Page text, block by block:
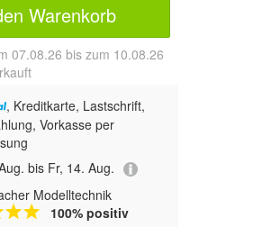
Warenkorb
07.08.26 bis zum 10.08.26
, Kreditkarte, Lastschrift,
Vorkasse per
bis Fr, 14. Aug.
Modelltechnik
100% positiv